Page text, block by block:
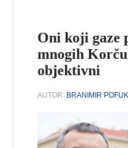
Oni koji gaze
mnogih
objektivni
AUTOR: BRANIMIR POFUK